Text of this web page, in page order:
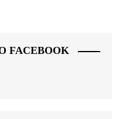
FACEBOOK